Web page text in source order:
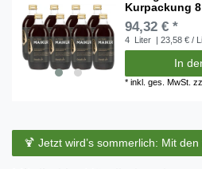
Kurpackung
94,32 € *
4 Liter | 23,58 € /
In
*inkl. ges. MwSt.